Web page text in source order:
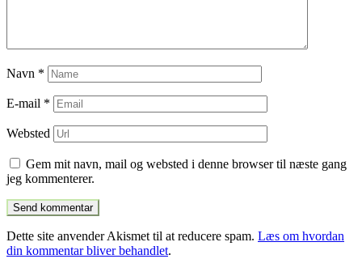
Navn *
E-mail *
Websted
Gem mit navn, mail og websted i denne browser til næste gang
jeg kommenterer.
Dette site anvender Akismet til at reducere spam. Læs om hvordan
din kommentar bliver behandlet.